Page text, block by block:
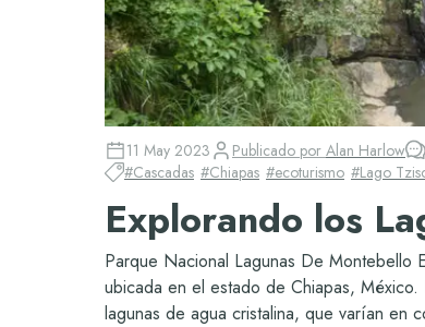
11 May 2023 Publicado por Alan Harlow
#Cascadas #Chiapas #ecoturismo #Lago
Explorando los
Parque Nacional Lagunas De Montebello
ubicada en el estado de Chiapas,
lagunas de agua cristalina, que varían en